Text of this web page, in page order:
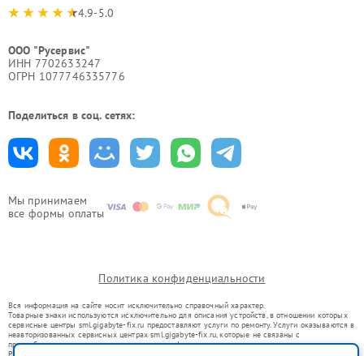
Мы принимаем
все формы оплаты
4.9-5.0
ООО "Русервис"
ИНН 7702633247
ОГРН 1077746335776
Поделиться в соц. сетях:
Политика конфиденциальности
Вся информация на сайте носит исключительно справочный характер.
Товарные знаки используются исключительно для описания устройств, в отношении которых
сервисные центры sml.gigabyte-fix.ru предоставляют услуги по ремонту. Услуги оказываются в
неавторизованных сервисных центрах sml.gigabyte-fix.ru, которые не связаны с
правообладателями товарных знаков или их официальными представителями.